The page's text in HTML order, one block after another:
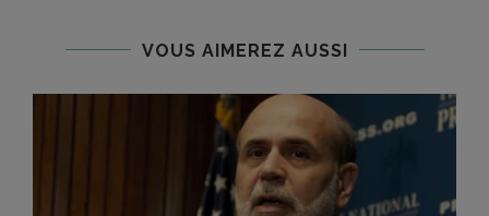
VOUS AIMEREZ AUSSI